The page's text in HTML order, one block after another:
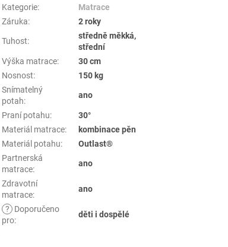
Kategorie:
Matrace
Záruka: 2 roky
Tuhost:
středně měkká,
střední
Výška matrace:
30 cm
Nosnost:
150 kg
Snímatelný
potah:
ano
Praní potahu:
30°
Materiál matrace:
kombinace pěn
Materiál potahu:
Outlast®
Partnerská
matrace:
ano
Zdravotní
matrace:
ano
?
Doporučeno
pro:
děti i dospělé